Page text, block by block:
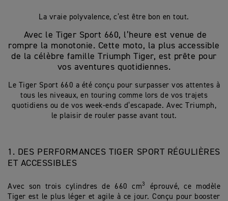
La vraie polyvalence, c’est être bon en tout.
Avec le Tiger Sport 660, l’heure est venue de
rompre la monotonie. Cette moto, la plus accessible
de la célèbre famille Triumph Tiger, est prête pour
vos aventures quotidiennes.
Le Tiger Sport 660 a été conçu pour surpasser vos attentes à
tous les niveaux, en touring comme lors de vos trajets
quotidiens ou de vos week-ends d’escapade. Avec Triumph,
le plaisir de rouler passe avant tout.
1. DES PERFORMANCES TIGER SPORT RÉGULIÈRES
ET ACCESSIBLES
Avec son trois cylindres de 660 cm3
éprouvé, ce modèle
Tiger est le plus léger et agile à ce jour. Conçu pour booster